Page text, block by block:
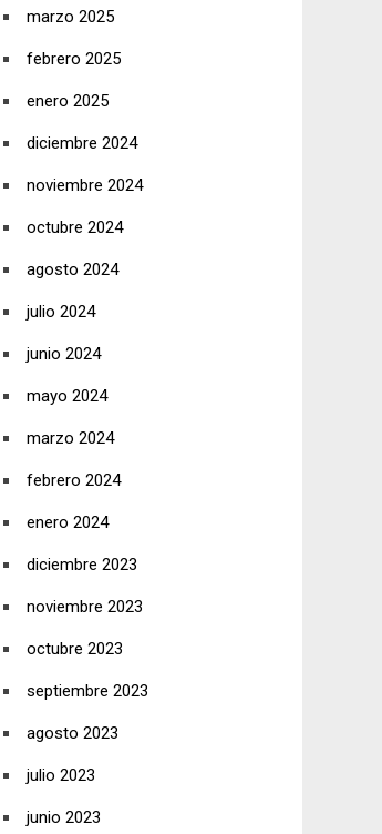
marzo 2025
febrero 2025
enero 2025
diciembre 2024
noviembre 2024
octubre 2024
agosto 2024
julio 2024
junio 2024
mayo 2024
marzo 2024
febrero 2024
enero 2024
diciembre 2023
noviembre 2023
octubre 2023
septiembre 2023
agosto 2023
julio 2023
junio 2023